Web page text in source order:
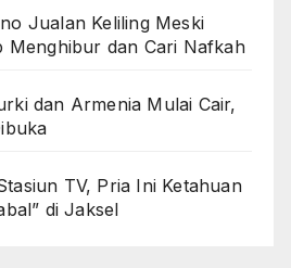
Jualan Keliling Meski
Menghibur dan Cari Nafkah
dan Armenia Mulai Cair,
TV, Pria Ini Ketahuan
di Jaksel